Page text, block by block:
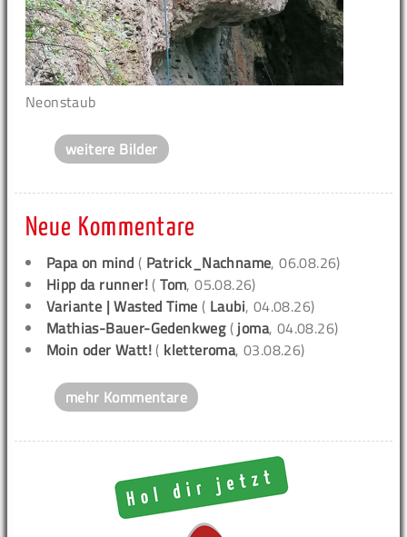
Neonstaub
weitere Bilder
Neue Kommentare
Papa on mind ( Patrick_Nachname, 06.08.26)
Hipp da runner! (Tom, 05.08.26)
Variante | Wasted Time ( Laubi, 04.08.26)
Mathias-Bauer-Gedenkweg( joma, 04.08.26)
Moin oder Watt! ( kletteroma, 03.08.26)
mehr Kommentare